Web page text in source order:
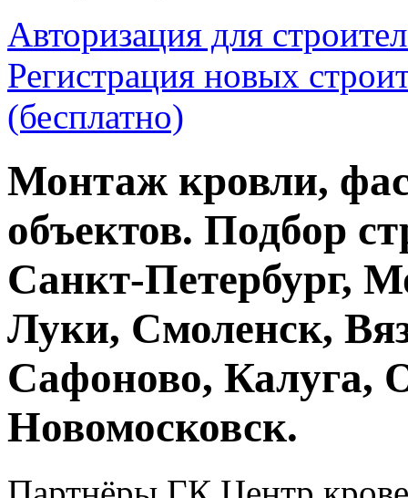
Авторизация для
Регистрация новых
(бесплатно)
Монтаж кровли,
объектов. Подбор
Санкт-Петербург,
Луки, Смоленск,
Сафоново, Калуга,
Новомосковск.